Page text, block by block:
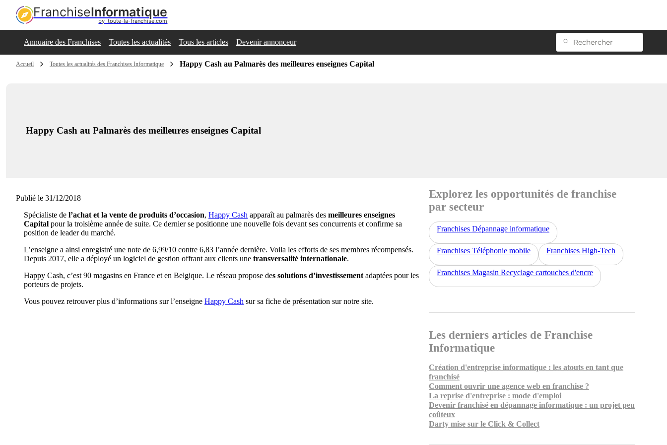
FranchiseInformatique
by  toute-la-franchise.com
Annuaire des Franchises Toutes les actualités Tous les articles Devenir annonceur
Accueil Toutes les actualités des Franchises Informatique Happy Cash au Palmarès des meilleures enseignes Capital
Happy Cash au Palmarès des meilleures enseignes Capital
Publié le 31/12/2018
Spécialiste de l’achat et la vente de produits d’occasion, Happy Cash apparaît au palmarès des meilleures enseignes
Capital pour la troisième année de suite. Ce dernier se positionne une nouvelle fois devant ses concurrents et confirme sa
position de leader du marché.
L’enseigne a ainsi enregistré une note de 6,99/10 contre 6,83 l’année dernière. Voila les efforts de ses membres récompensés.
Depuis 2017, elle a déployé un logiciel de gestion offrant aux clients une transversalité internationale.
Happy Cash, c’est 90 magasins en France et en Belgique. Le réseau propose des solutions d’investissement adaptées pour les
porteurs de projets.
Vous pouvez retrouver plus d’informations sur l’enseigne Happy Cash sur sa fiche de présentation sur notre site.
Explorez les opportunités de franchise
par secteur
Franchises Dépannage informatique
Franchises Téléphonie mobile Franchises High-Tech
Franchises Magasin Recyclage cartouches d'encre
Les derniers articles de Franchise
Informatique
Création d'entreprise informatique : les atouts en tant que
franchisé
Comment ouvrir une agence web en franchise ?
La reprise d'entreprise : mode d'emploi
Devenir franchisé en dépannage informatique : un projet peu
coûteux
Darty mise sur le Click & Collect